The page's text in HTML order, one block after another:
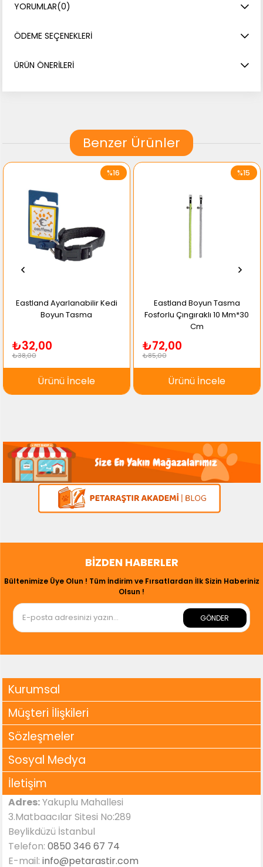
YORUMLAR(0)
ÖDEME SEÇENEKLERI
ÜRÜN ÖNERILERI
Benzer Ürünler
Eastland Ayarlanabilir Kedi
Boyun Tasma
₺32,00
₺38,00
Ürünü İncele
%16
Eastland Boyun Tasma
Fosforlu Çıngıraklı 10 Mm*30
Cm
₺72,00
₺85,00
Ürünü İncele
%15
BIZDEN HABERLER
Bültenimize Üye Olun ! Tüm İndirim ve Fırsatlardan İlk Sizin Haberiniz
Olsun !
GÖNDER
Kurumsal
Müşteri İlişkileri
Sözleşmeler
Sosyal Medya
İletişim
Adres:Yakuplu Mahallesi
3.Matbaacılar Sitesi No:289
Beylikdüzü İstanbul
Telefon:0850 346 67 74
E-mail:info@petarastir.com